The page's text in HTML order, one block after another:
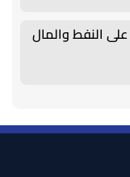
النفط والمال